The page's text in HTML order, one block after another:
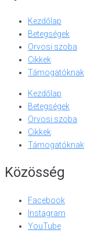
Kezdőlap
Betegségek
Orvosi szoba
Cikkek
Támogatóknak
Kezdőlap
Betegségek
Orvosi szoba
Cikkek
Támogatóknak
Közösség
Facebook
Instagram
YouTube